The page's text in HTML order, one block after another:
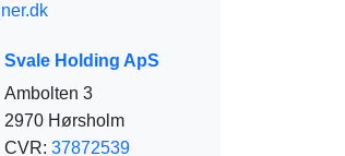
Svale Holding ApS
Ambolten 3
2970 Hørsholm
CVR: 37872539